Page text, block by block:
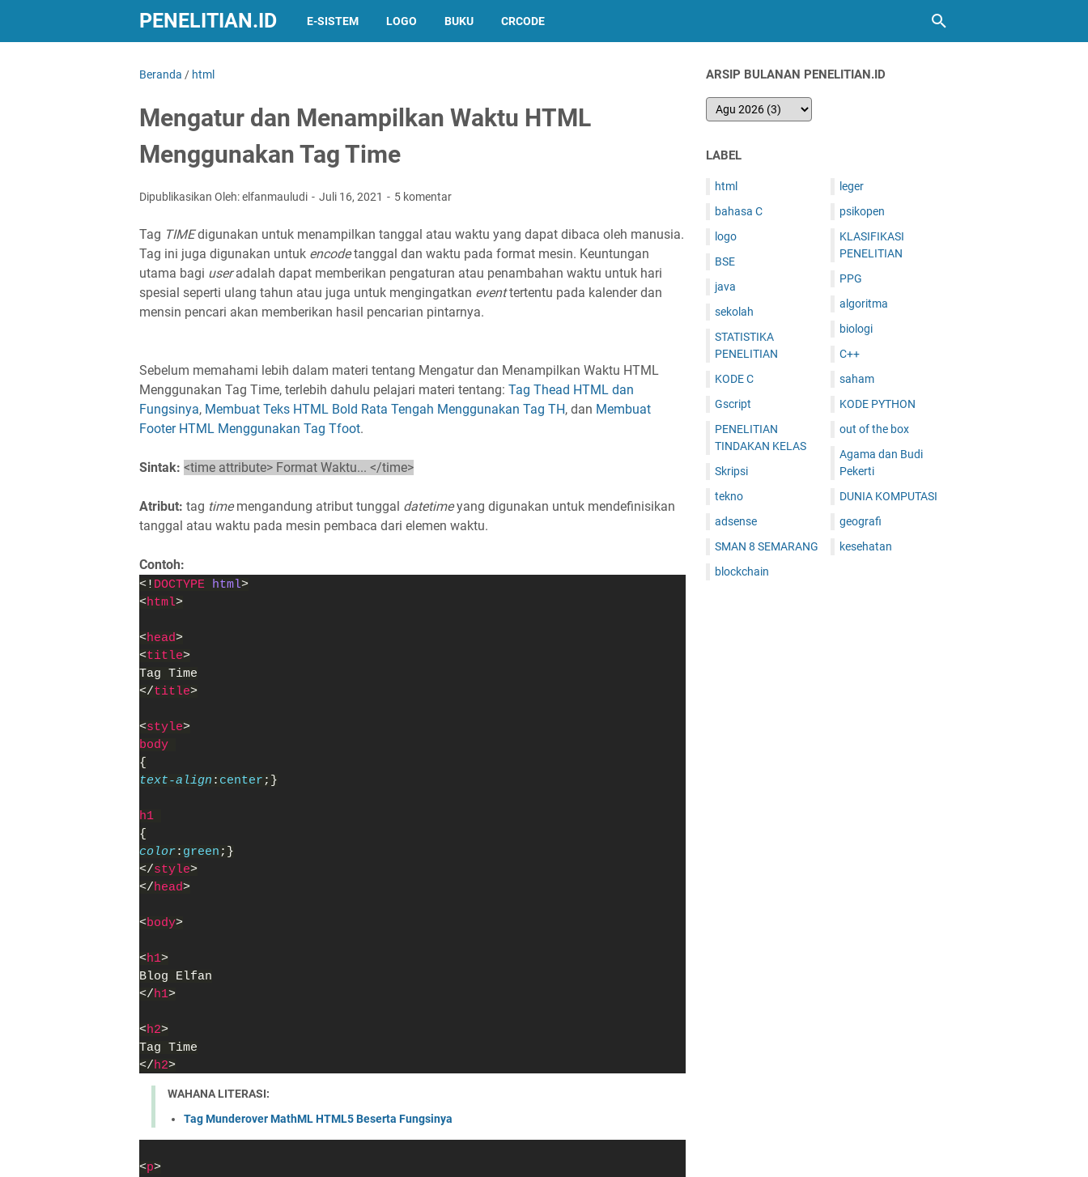
PENELITIAN.ID E-SISTEM LOGO BUKU CRCODE
Beranda / html
Mengatur dan Menampilkan Waktu HTML
Menggunakan Tag Time
Dipublikasikan Oleh: elfanmauludi Juli 16, 2021 5 komentar
Tag TIMEdigunakan untuk menampilkan tanggal atau waktu yang dapat dibaca oleh manusia.
Tag ini juga digunakan untuk encodetanggal dan waktu pada format mesin. Keuntungan
utama bagi useradalah dapat memberikan pengaturan atau penambahan waktu untuk hari
spesial seperti ulang tahun atau juga untuk mengingatkan eventtertentu pada kalender dan
mensin pencari akan memberikan hasil pencarian pintarnya.
Sebelum memahami lebih dalam materi tentang Mengatur dan Menampilkan Waktu HTML
Menggunakan Tag Time, terlebih dahulu pelajari materi tentang: Tag Thead HTML dan
Fungsinya, Membuat Teks HTML Bold Rata Tengah Menggunakan Tag TH, dan Membuat
Footer HTML Menggunakan Tag Tfoot.
Sintak: <time attribute> Format Waktu... </time>
Atribut: tag timemengandung atribut tunggal datetimeyang digunakan untuk mendefinisikan
tanggal atau waktu pada mesin pembaca dari elemen waktu.
Contoh:
<! DOCTYPE html>
<html>
<head>
<title>
Tag Time
</title>
<style>
body
{
text-align : center ;}
h1
{
color: green ;}
</style>
</head>
<body>
<h1>
Blog Elfan
</h1>
<h2>
Tag Time
</h2>
WAHANA LITERASI:
Tag Munderover MathML HTML5 Beserta Fungsinya
<p>
ARSIP BULANAN PENELITIAN.ID
LABEL
html
bahasa C
logo
BSE
java
sekolah
STATISTIKA
PENELITIAN
KODE C
Gscript
PENELITIAN
TINDAKAN KELAS
Skripsi
tekno
adsense
SMAN 8 SEMARANG
blockchain
leger
psikopen
KLASIFIKASI
PENELITIAN
PPG
algoritma
biologi
C++
saham
KODE PYTHON
out of the box
Agama dan Budi
Pekerti
DUNIA KOMPUTASI
geografi
kesehatan